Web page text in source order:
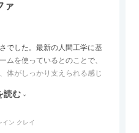
ァ
でした。最新の人間工学に基
ムを使っているとのことで、
体がしっかり支えられる感じ
た。回転タイプなので、個人
読む
イン クレイ